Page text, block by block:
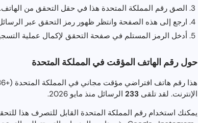
الصق رقم المملكة المتحدة هذا في حقل التحقق من الهاتف.
ارجع إلى هذه الصفحة وانتظر ظهور رمز التحقق عبر
أدخل الرمز المستلم في صفحة التحقق لإكمال عملية
حول رقم الهاتف المؤقت في المملكة المتحدة
الإنترنت. لقد تلقى 233 الرسائل منذ مايو 2026.